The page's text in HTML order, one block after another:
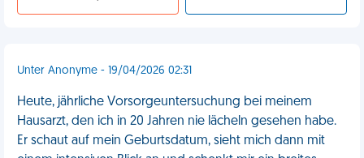
Unter Anonyme - 19/04/2026 02:31
Heute, jährliche Vorsorgeuntersuchung bei meinem
Hausarzt, den ich in 20 Jahren nie lächeln gesehen habe.
Er schaut auf mein Geburtsdatum, sieht mich dann mit